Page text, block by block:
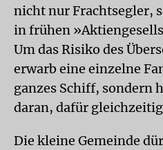
nicht nur Frachtsegler,
in frühen
Um das Risiko des
erwarb eine einzelne
ganzes Schiff, sondern
daran, dafür
Die kleine Gemeinde